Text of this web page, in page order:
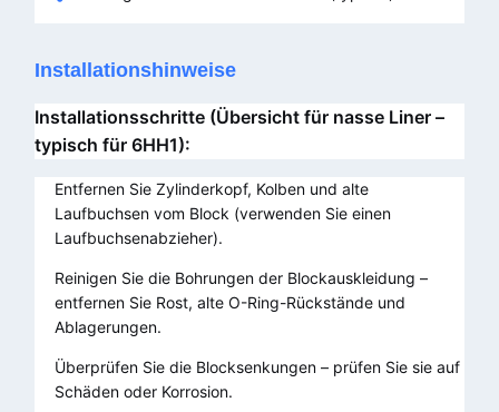
Installationshinweise
Installationsschritte (Übersicht für nasse Liner –
typisch für 6HH1):
Entfernen Sie Zylinderkopf, Kolben und alte
Laufbuchsen vom Block (verwenden Sie einen
Laufbuchsenabzieher).
Reinigen Sie die Bohrungen der Blockauskleidung –
entfernen Sie Rost, alte O-Ring-Rückstände und
Ablagerungen.
Überprüfen Sie die Blocksenkungen – prüfen Sie sie auf
Schäden oder Korrosion.